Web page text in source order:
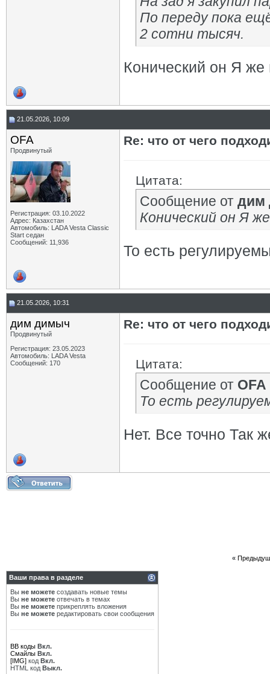
По переду пока
2 сотни тысяч.
Конический он Я же
21.05.2026, 10:09
OFA
Продвинутый
Регистрация: 03.10.2022
Адрес: Казахстан
Автомобиль: LADA Vesta Classic
Start седан
Сообщений: 11,936
Re: что от чего
Цитата:
Сообщение от дим
Конический он Я
То есть
21.05.2026, 10:31
дим димыч
Продвинутый
Регистрация: 23.05.2023
Автомобиль: LADA Vesta
Сообщений: 170
Re: что от чего
Цитата:
Сообщение от OFA
То есть
Нет. Все точно Так
«
Ваши права в разделе
Вы не можете создавать новые темы
Вы не можете отвечать в темах
Вы не можете прикреплять вложения
Вы не можете редактировать свои сообщения
BB коды Вкл.
Смайлы Вкл.
[IMG] код Вкл.
HTML код Выкл.